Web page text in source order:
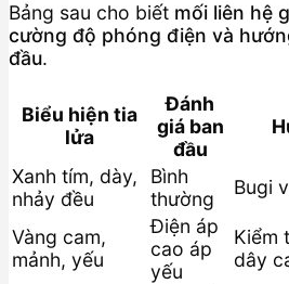
Bảng sau cho biết mối liên hệ
cường độ phóng điện và
đầu.
Biểu hiện tia
lửa
Đánh
giá ban
đầu
Xanh tím, dày,
nhảy đều
Bình
thường
Bugi
Vàng cam,
mảnh, yếu
Điện áp
cao áp
yếu
Kiểm
dây